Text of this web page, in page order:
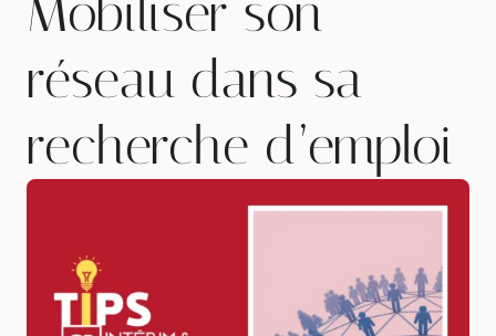
Mobiliser son
réseau dans sa
recherche d’emploi